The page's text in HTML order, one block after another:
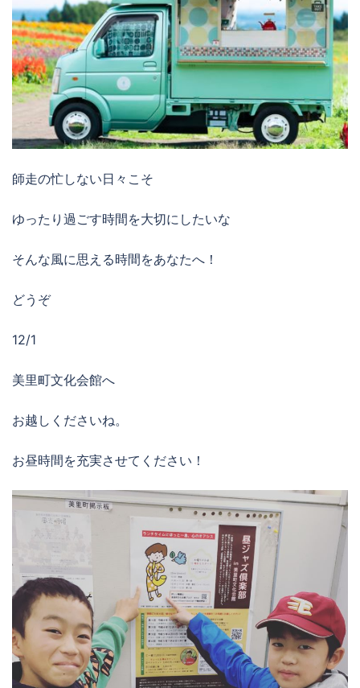
師走の忙しない日々こそ
ゆったり過ごす時間を大切にしたいな
そんな風に思える時間をあなたへ！
どうぞ
12/1
美里町文化会館へ
お越しくださいね。
お昼時間を充実させてください！